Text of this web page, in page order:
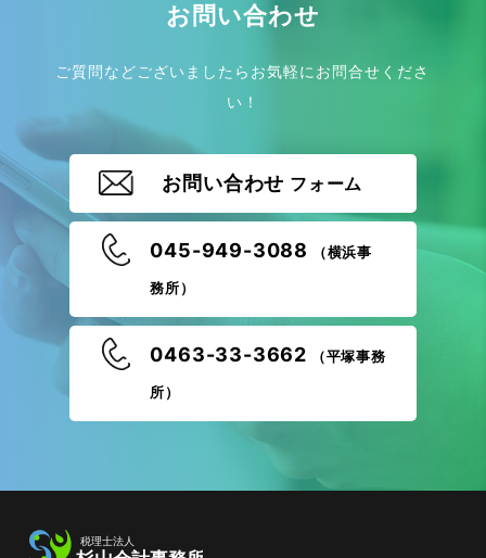
お問い合わせ
ご質問などございましたらお気軽にお問合せくださ
い！
お問い合わせ フォーム
045-949-3088 （横浜事
務所）
0463-33-3662 （平塚事務
所）